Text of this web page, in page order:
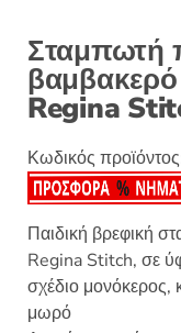
Σταμπωτή
Regina
Κωδικός
Παιδική βρεφική
Regina Stitch, σε
σχέδιο μονόκερος,
μωρό